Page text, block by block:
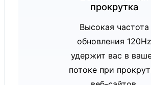
е
вано по
прокрутка
Высокая частота
обновления 120Hz
удержит вас в
потоке при